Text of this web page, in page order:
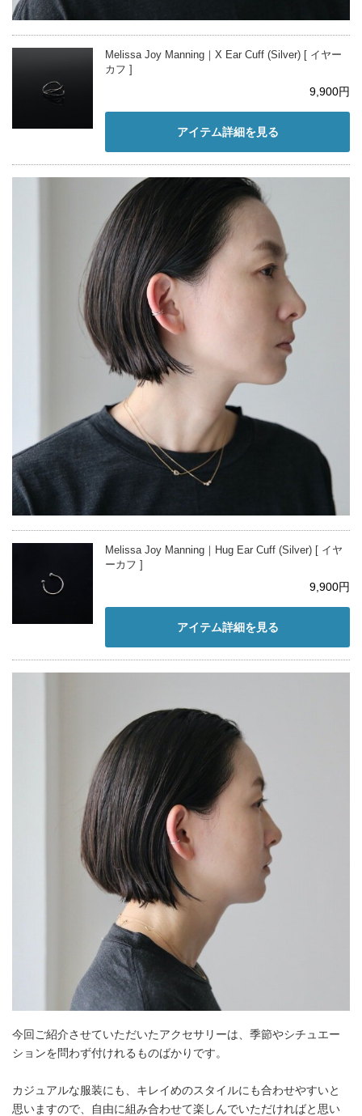
Melissa Joy Manning｜X Ear Cuff (Silver) [ イヤー
カフ ]
9,900円
アイテム詳細を見る
Melissa Joy Manning｜Hug Ear Cuff (Silver) [ イヤ
ーカフ ]
9,900円
アイテム詳細を見る
今回ご紹介させていただいたアクセサリーは、季節やシチュエー
ションを問わず付けれるものばかりです。
カジュアルな服装にも、キレイめのスタイルにも合わせやすいと
思いますので、自由に組み合わせて楽しんでいただければと思い